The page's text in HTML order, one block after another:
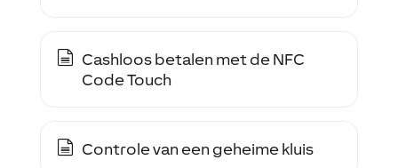
Cashloos betalen met de NFC
Code Touch
Controle van een geheime kluis